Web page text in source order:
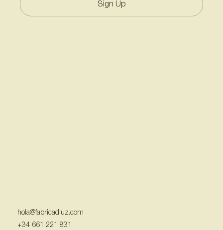
Sign Up
hola@fabricadluz.com
+34 661 221 831